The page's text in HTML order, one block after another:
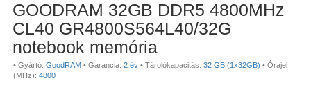
GOODRAM 32GB DDR5 4800MHz
CL40 GR4800S564L40/32G
notebook memória
• Gyártó: GoodRAM • Garancia: 2 év • Tárolókapacitás: 32 GB (1x32GB) • Órajel
(MHz): 4800